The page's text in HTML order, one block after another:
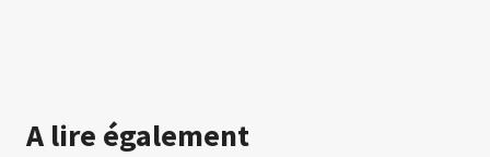
A lire également